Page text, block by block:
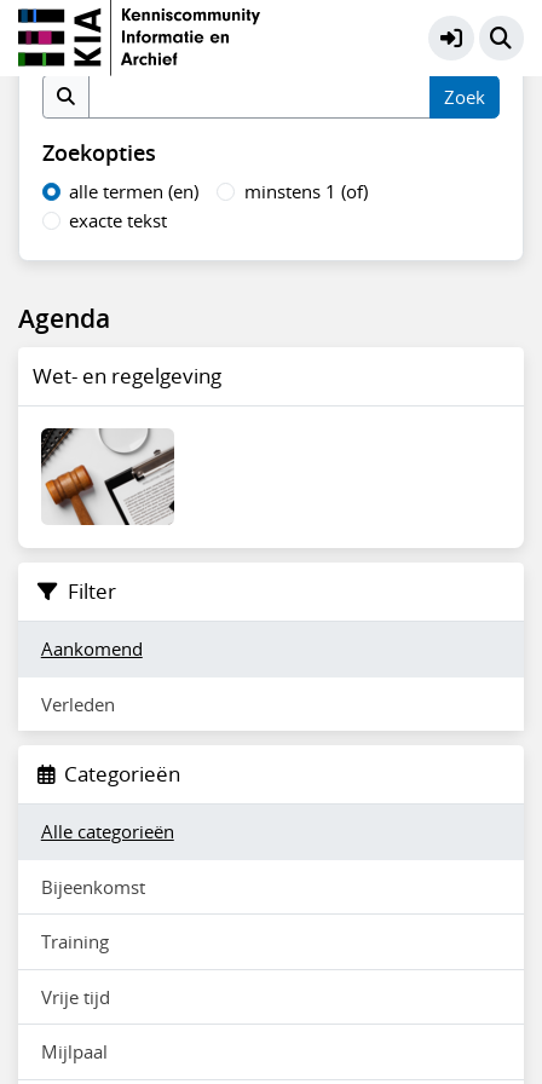
Wet- en regelgeving
Vind in agenda
Zoekopties
alle termen (en)
minstens 1 (of)
exacte tekst
Agenda
Wet- en regelgeving
Filter
Aankomend
Verleden
Categorieën
Alle categorieën
Bijeenkomst
Training
Vrije tijd
Mijlpaal